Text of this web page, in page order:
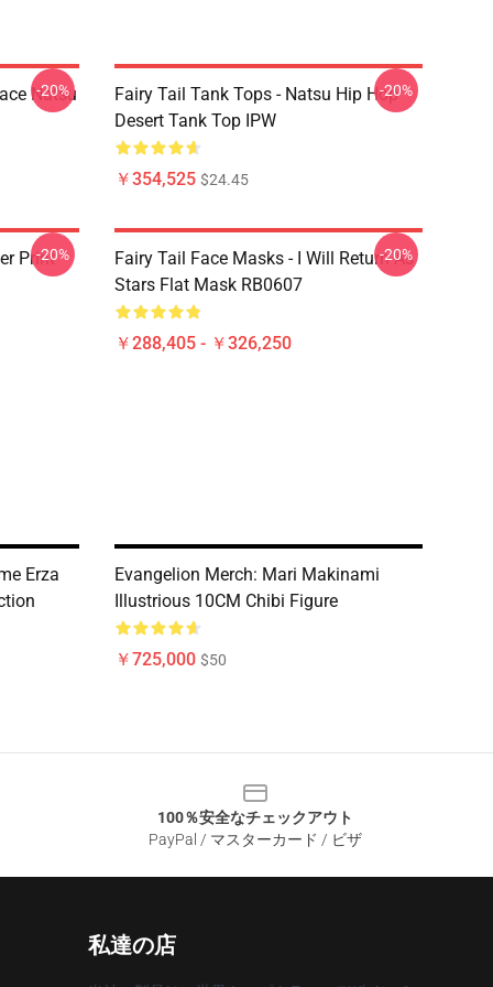
Natsu
-20%
Fairy Tail Tank Tops - Natsu Hip Hop
Desert Tank Top IPW
￥354,525 $24.45
-20%
Print-20%
Fairy Tail Face Masks - I Will Return As
Stars Flat Mask RB0607
￥288,405 - ￥326,250
-20%
Erza
Evangelion Merch: Mari Makinami
Illustrious 10CM Chibi Figure
￥725,000 $50
100％安全なチェックアウト
PayPal / マスターカード / ビザ
私達の店